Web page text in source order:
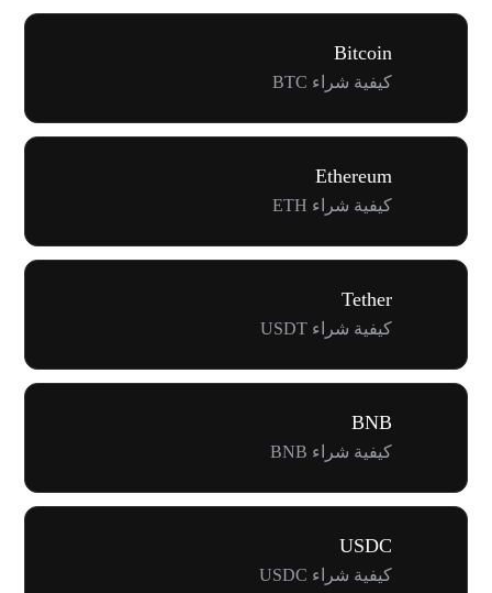
Bitcoin
كيفية شراء BTC
Ethereum
كيفية شراء ETH
Tether
كيفية شراء USDT
BNB
كيفية شراء BNB
USDC
كيفية شراء USDC